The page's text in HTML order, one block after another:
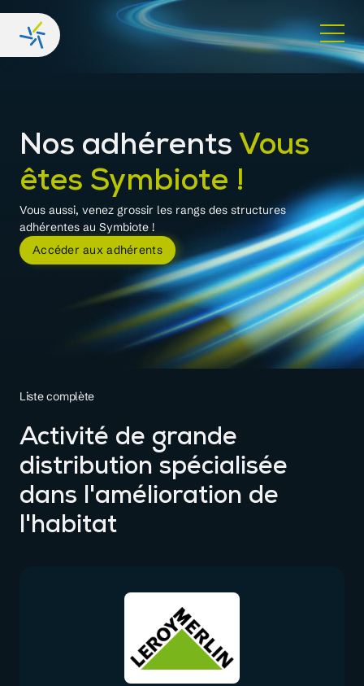
Nos adhérents Vous
êtes Symbiote !
Vous aussi, venez grossir les rangs des structures
adhérentes au Symbiote !
Accéder aux adhérents
Liste complète
Activité de grande
distribution spécialisée
dans l'amélioration de
l'habitat